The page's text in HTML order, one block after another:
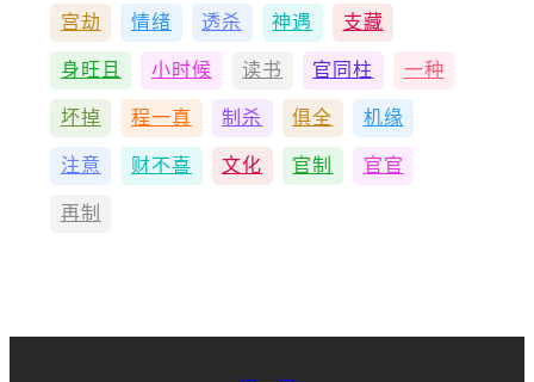
宫劫 情绪 透杀 神遇 支藏
身旺且 小时候 读书 官同柱 一种
坏掉 程一真 制杀 俱全 机缘
注意 财不喜 文化 官制 官官
再制